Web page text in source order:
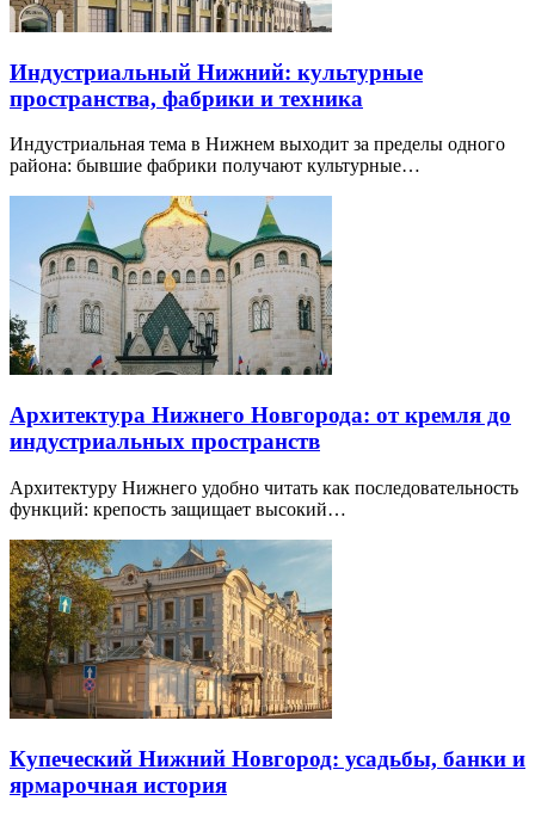
Индустриальный Нижний: культурные
пространства, фабрики и техника
Индустриальная тема в Нижнем выходит за пределы одного
района: бывшие фабрики получают культурные…
Архитектура Нижнего Новгорода: от кремля до
индустриальных пространств
Архитектуру Нижнего удобно читать как последовательность
функций: крепость защищает высокий…
Купеческий Нижний Новгород: усадьбы, банки и
ярмарочная история